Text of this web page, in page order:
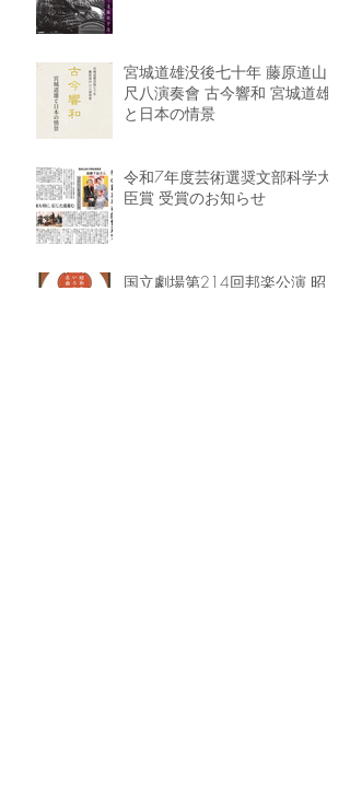
宮城道雄没後七十年 藤原道山
尺八演奏會 古今響和 宮城道雄
と日本の情景
令和7年度芸術選奨文部科学大
臣賞 受賞のお知らせ
国立劇場第214回邦楽公演 昭